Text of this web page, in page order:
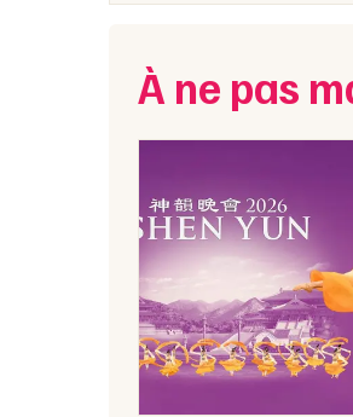
À ne pas